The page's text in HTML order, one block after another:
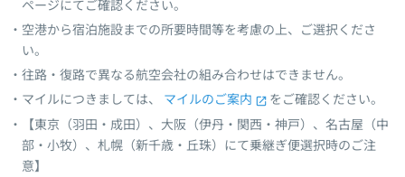
ページにてご確認ください。
空港から宿泊施設までの所要時間等を考慮の上、ご選択くださ
い。
往路・復路で異なる航空会社の組み合わせはできません。
マイルにつきましては、
マイルのご案内
をご確認ください。
【東京（羽田・成田）、大阪（伊丹・関西・神戸）、名古屋（中
部・小牧）、札幌（新千歳・丘珠）にて乗継ぎ便選択時のご注
意】